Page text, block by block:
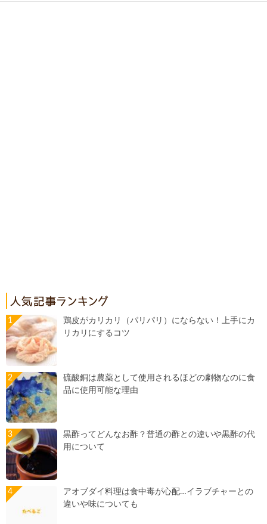
鶏皮がカリカリ（パリパリ）にならない！上手にカ
リカリにするコツ
硫酸銅は農薬として使用されるほどの劇物なのに食
品に使用可能な理由
黒酢ってどんなお酢？普通の酢との違いや黒酢の代
用について
アオブダイ料理は食中毒が心配…イラブチャーとの
違いや味についても